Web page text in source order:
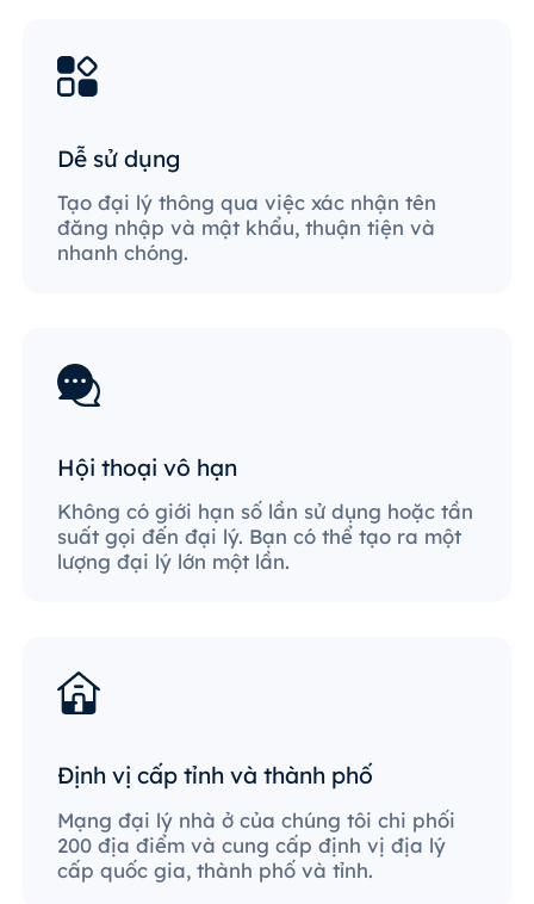
Dễ sử dụng
Tạo đại lý thông qua việc xác nhận tên
đăng nhập và mật khẩu, thuận tiện và
nhanh chóng.
Hội thoại vô hạn
Không có giới hạn số lần sử dụng hoặc tần
suất gọi đến đại lý. Bạn có thể tạo ra một
lượng đại lý lớn một lần.
Định vị cấp tỉnh và thành phố
Mạng đại lý nhà ở của chúng tôi chi phối
200 địa điểm và cung cấp định vị địa lý
cấp quốc gia, thành phố và tỉnh.